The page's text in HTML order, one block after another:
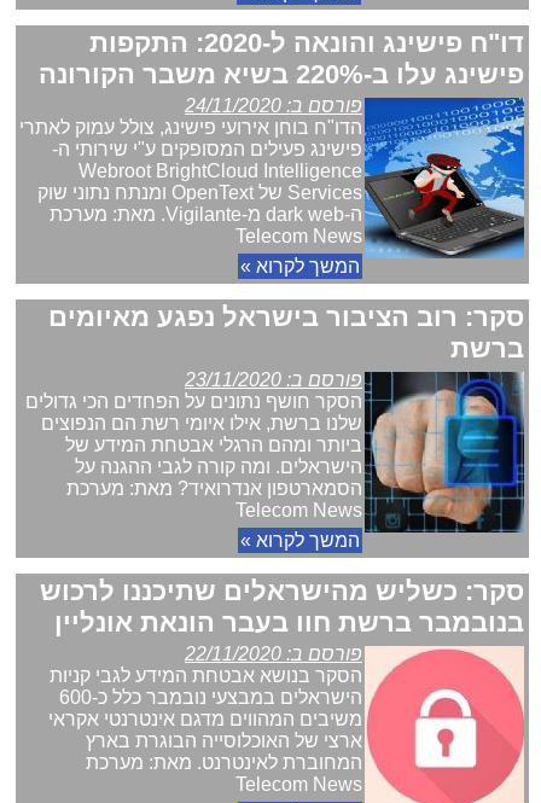
דו"ח פישינג והונאה ל-2020: התקפות
פישינג עלו ב-220% בשיא משבר הקורונה
פורסם ב: 24/11/2020
הדו"ח בוחן אירועי פישינג, צולל עמוק לאתרי
פישינג פעילים המסופקים ע"י שירותי ה-
Webroot BrightCloud Intelligence
Services של OpenText ומנתח נתוני שוק
ה-dark web מ-Vigilante. מאת: מערכת
Telecom News
המשך לקרוא »
סקר: רוב הציבור בישראל נפגע מאיומים
ברשת
פורסם ב: 23/11/2020
הסקר חושף נתונים על הפחדים הכי גדולים
שלנו ברשת, אילו איומי רשת הם הנפוצים
ביותר ומהם הרגלי אבטחת המידע של
הישראלים. ומה קורה לגבי ההגנה על
הסמארטפון אנדרואיד? מאת: מערכת
Telecom News
המשך לקרוא »
סקר: כשליש מהישראלים שתיכננו לרכוש
בנובמבר ברשת חוו בעבר הונאת אונליין
פורסם ב: 22/11/2020
הסקר בנושא אבטחת המידע לגבי קניות
הישראלים במבצעי נובמבר כלל כ-600
משיבים המהווים מדגם אינטרנטי אקראי
ארצי של האוכלוסייה הבוגרת בארץ
המחוברת לאינטרנט. מאת: מערכת
Telecom News